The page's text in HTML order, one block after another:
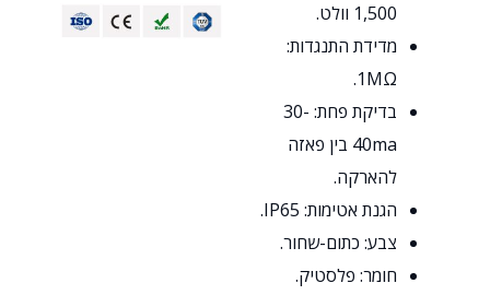
1,500 וולט.
מדידת התנגדות:
1MΩ.
בדיקת פחת: 30-
40ma בין פאזה
להארקה.
הגנת אטימות: IP65.
צבע: כתום-שחור.
חומר: פלסטיק.